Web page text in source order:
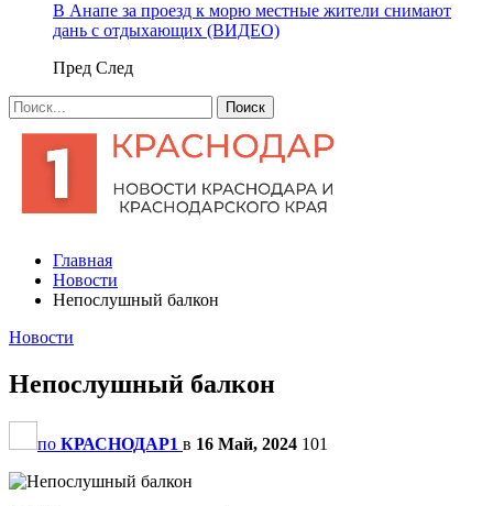
В Анапе за проезд к морю местные жители снимают
дань с отдыхающих (ВИДЕО)
Пред След
Главная
Новости
Непослушный балкон
Новости
Непослушный балкон
по КРАСНОДАР1 в 16 Май, 2024 101